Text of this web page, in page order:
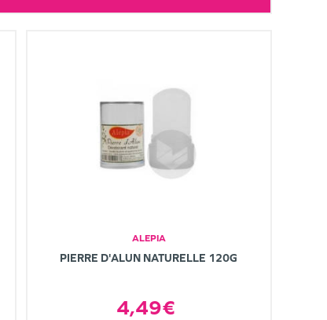
ALEPIA
PIERRE D'ALUN NATURELLE 120G
4,49€